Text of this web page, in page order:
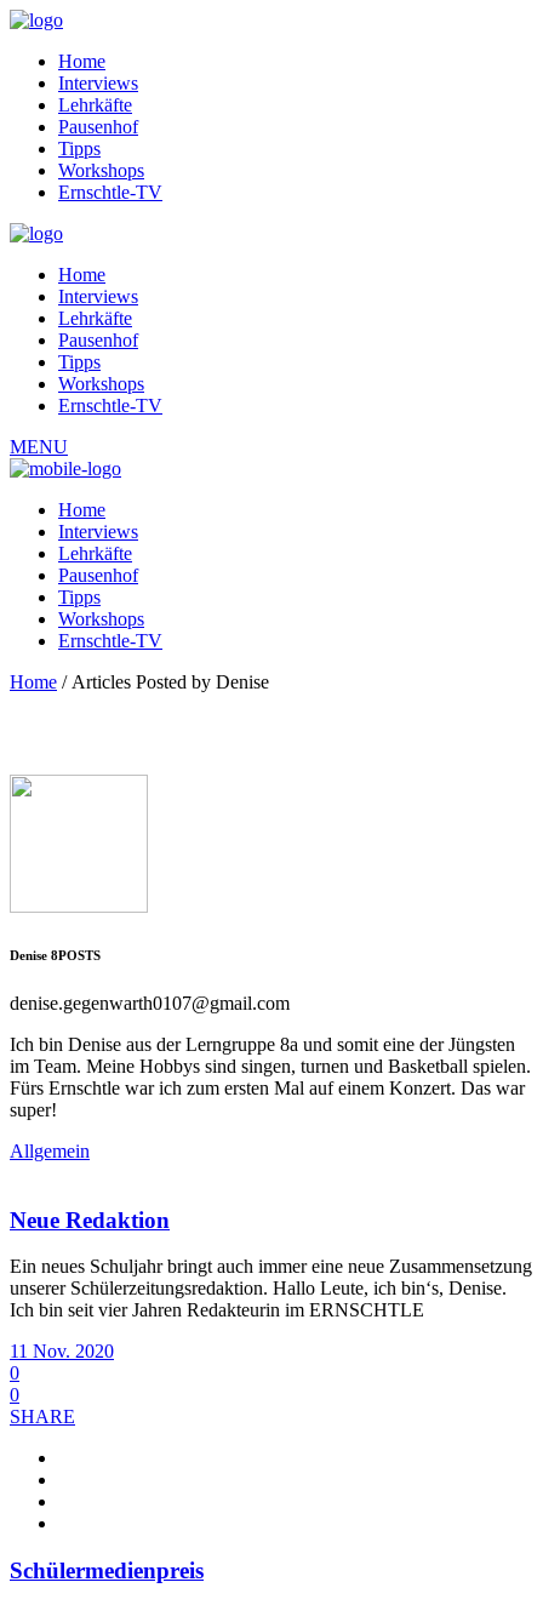
Home
Interviews
Lehrkäfte
Pausenhof
Tipps
Workshops
Ernschtle-TV
Home
Interviews
Lehrkäfte
Pausenhof
Tipps
Workshops
Ernschtle-TV
MENU
Home
Interviews
Lehrkäfte
Pausenhof
Tipps
Workshops
Ernschtle-TV
Home / Articles Posted by Denise
Denise 8POSTS
denise.gegenwarth0107@gmail.com
Ich bin Denise aus der Lerngruppe 8a und somit eine der Jüngsten
im Team. Meine Hobbys sind singen, turnen und Basketball spielen.
Fürs Ernschtle war ich zum ersten Mal auf einem Konzert. Das war
super!
Allgemein
Neue Redaktion
Ein neues Schuljahr bringt auch immer eine neue Zusammensetzung
unserer Schülerzeitungsredaktion. Hallo Leute, ich bin‘s, Denise.
Ich bin seit vier Jahren Redakteurin im ERNSCHTLE
11 Nov. 2020
0
0
SHARE
Schülermedienpreis